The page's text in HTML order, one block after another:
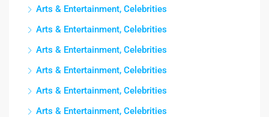
Arts & Entertainment, Celebrities
Arts & Entertainment, Celebrities
Arts & Entertainment, Celebrities
Arts & Entertainment, Celebrities
Arts & Entertainment, Celebrities
Arts & Entertainment, Celebrities